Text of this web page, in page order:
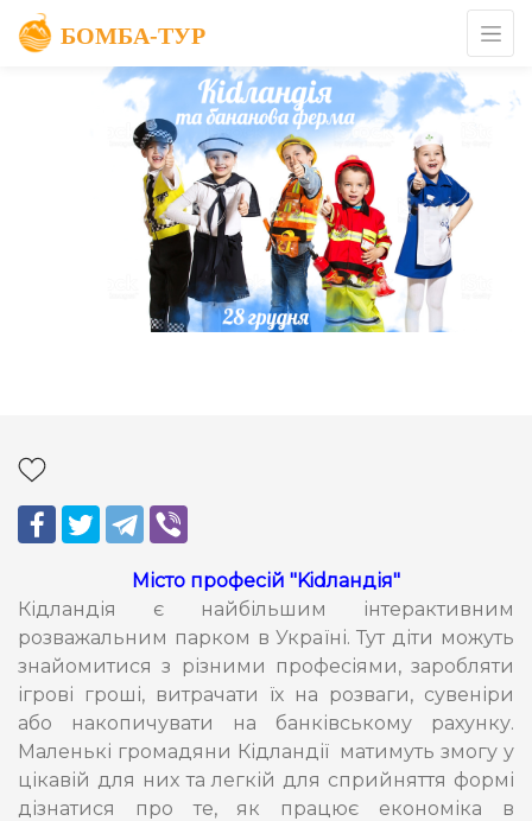
Місто професій "Kidландія"
Кідландія є найбільшим інтерактивним
розважальним парком в Україні. Тут діти можуть
знайомитися з різними професіями, заробляти
ігрові гроші, витрачати їх на розваги, сувеніри
або накопичувати на банківському рахунку.
Маленькі громадяни Кідландії матимуть змогу у
цікавій для них та легкій для сприйняття формі
дізнатися про те, як працює економіка в